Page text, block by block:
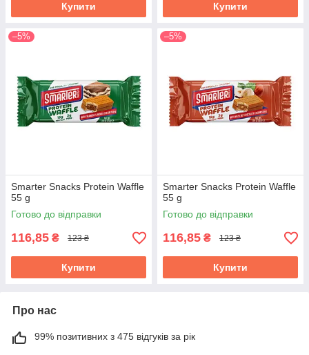
Купити Купити
–5%
Smarter Snacks Protein Waffle
55 g
Готово до відправки
116,85 ₴ 123 ₴
Купити
–5%
Smarter Snacks Protein Waffle
55 g
Готово до відправки
116,85 ₴ 123 ₴
Купити
Про нас
99% позитивних з 475 відгуків за рік